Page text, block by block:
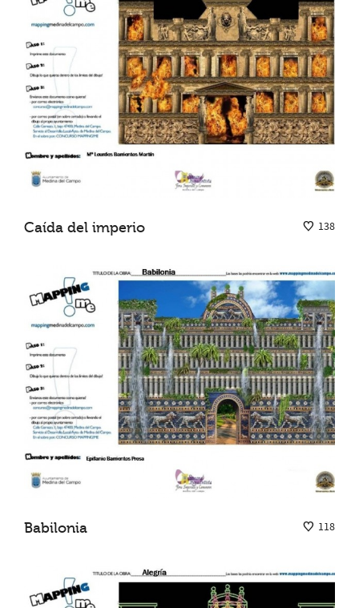
138
Caída del imperio
118
Babilonia